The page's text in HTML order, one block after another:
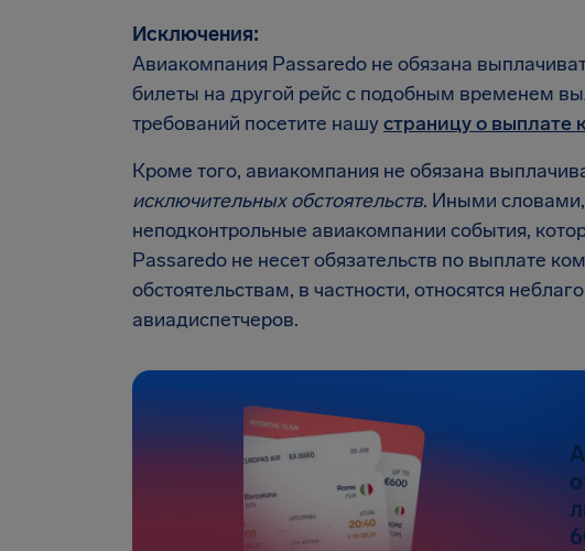
Исключения:
Авиакомпания Passaredo не обязана
билеты на другой рейс с подобным временем
требований посетите нашустраницу о выплате
Кроме того, авиакомпания не обязана
исключительных обстоятельств. Иными
неподконтрольные авиакомпании события,
Passaredo не несет обязательств по выплате
обстоятельствам, в частности, относятся
авиадиспетчеров.